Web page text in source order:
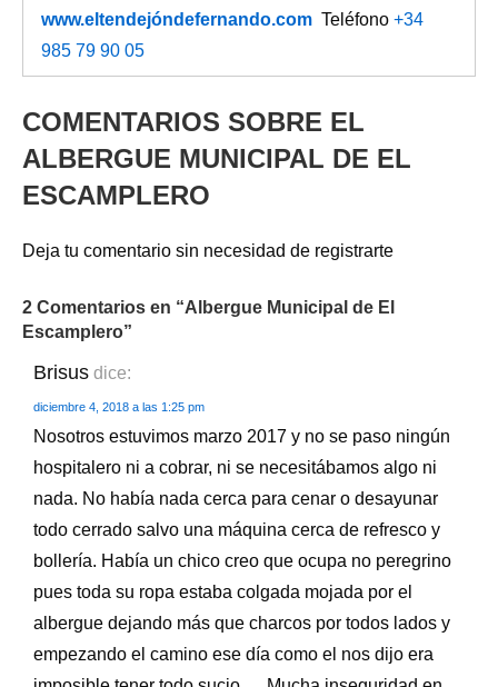
www.eltendejóndefernando.com Teléfono +34
985 79 90 05
COMENTARIOS SOBRE EL
ALBERGUE MUNICIPAL DE EL
ESCAMPLERO
Deja tu comentario sin necesidad de registrarte
2 Comentarios en “Albergue Municipal de El
Escamplero”
Brisus dice:
diciembre 4, 2018 a las 1:25 pm
Nosotros estuvimos marzo 2017 y no se paso ningún
hospitalero ni a cobrar, ni se necesitábamos algo ni
nada. No había nada cerca para cenar o desayunar
todo cerrado salvo una máquina cerca de refresco y
bollería. Había un chico creo que ocupa no peregrino
pues toda su ropa estaba colgada mojada por el
albergue dejando más que charcos por todos lados y
empezando el camino ese día como el nos dijo era